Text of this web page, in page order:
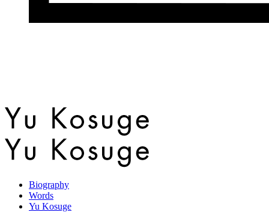
Biography
Words
Yu Kosuge